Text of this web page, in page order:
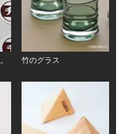
竹のグラス